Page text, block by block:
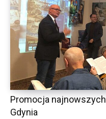
Promocja
Gdynia